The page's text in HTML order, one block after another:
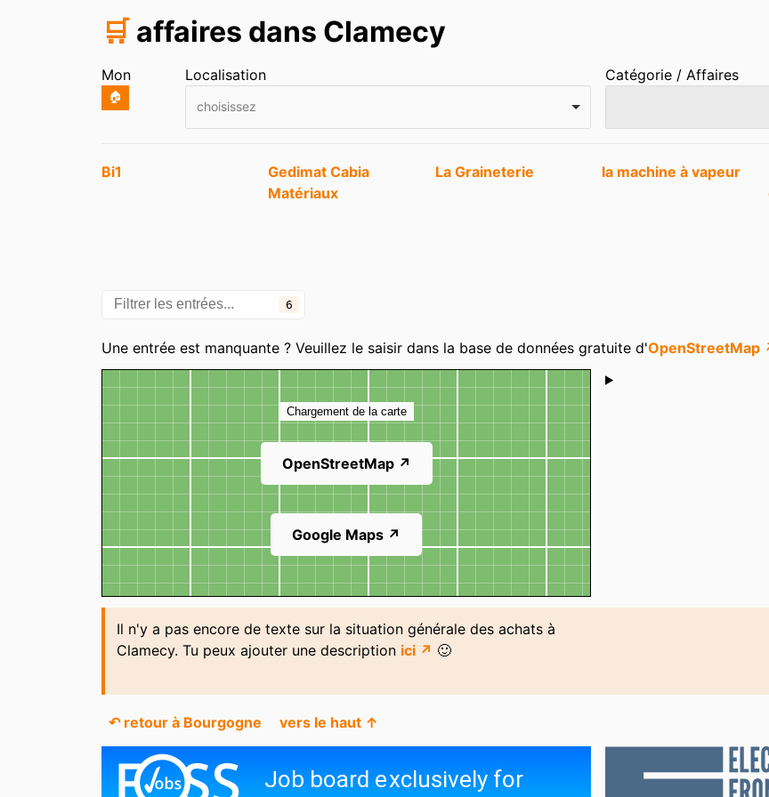
🛒 affaires dans Clamecy
Mon
🏠
Localisation
choisissez
Catégorie / Affaires
Entrées
Bi1
Gedimat Cabia
Matériaux
La Graineterie la machine à vapeur
6
Catégories
Une entrée est manquante ? Veuillez le saisir dans la base de données gratuite d'OpenStreetMap
Carte
Chargement de la carte
OpenStreetMap ↗
Google Maps ↗
Shoutbox
Il n'y a pas encore de texte sur la situation générale des achats à
Clamecy. Tu peux ajouter une description ici ↗ 🙂
↶ retour à Bourgogne vers le haut ↑